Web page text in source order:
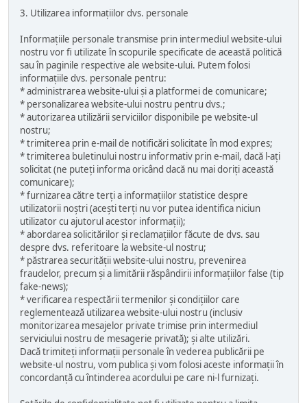
3. Utilizarea informațiilor dvs. personale
Informațiile personale transmise prin intermediul website-ului
nostru vor fi utilizate în scopurile specificate de această politică
sau în paginile respective ale website-ului. Putem folosi
informațiile dvs. personale pentru:
* administrarea website-ului și a platformei de comunicare;
* personalizarea website-ului nostru pentru dvs.;
* autorizarea utilizării serviciilor disponibile pe website-ul
nostru;
* trimiterea prin e-mail de notificări solicitate în mod expres;
* trimiterea buletinului nostru informativ prin e-mail, dacă l-ați
solicitat (ne puteți informa oricând dacă nu mai doriți această
comunicare);
* furnizarea către terți a informațiilor statistice despre
utilizatorii noștri (acești terți nu vor putea identifica niciun
utilizator cu ajutorul acestor informații);
* abordarea solicitărilor și reclamațiilor făcute de dvs. sau
despre dvs. referitoare la website-ul nostru;
* păstrarea securității website-ului nostru, prevenirea
fraudelor, precum și a limitării răspândirii informațiilor false (tip
fake-news);
* verificarea respectării termenilor și condițiilor care
reglementează utilizarea website-ului nostru (inclusiv
monitorizarea mesajelor private trimise prin intermediul
serviciului nostru de mesagerie privată); și alte utilizări.
Dacă trimiteți informații personale în vederea publicării pe
website-ul nostru, vom publica și vom folosi aceste informații în
concordanță cu întinderea acordului pe care ni-l furnizați.